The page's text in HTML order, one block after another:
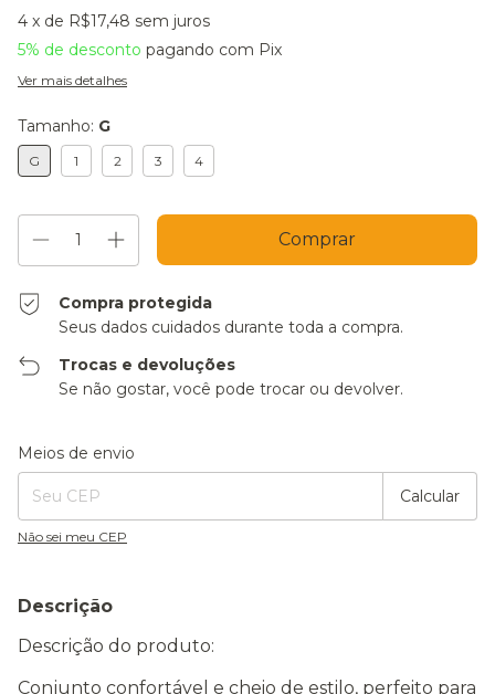
4 x de R$17,48 sem juros
5% de desconto pagando com Pix
Ver mais detalhes
Tamanho: G
G 1 2 3 4
Compra protegida
Seus dados cuidados durante toda a compra.
Trocas e devoluções
Se não gostar, você pode trocar ou devolver.
Entregas para o CEP:
Meios de envio
Calcular
Não sei meu CEP
Descrição
Descrição do produto:
Conjunto confortável e cheio de estilo, perfeito para